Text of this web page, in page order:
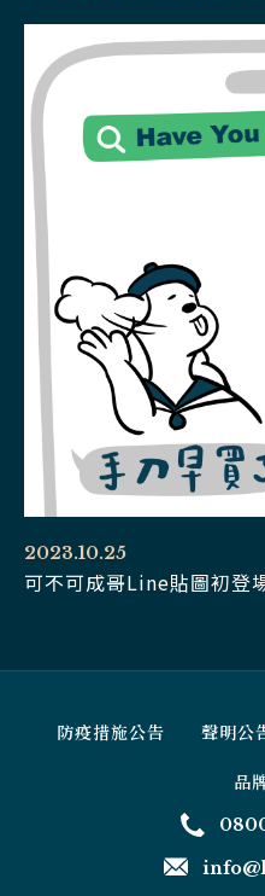
2023.10.25
可不可成哥Line貼圖初登
防疫措施公告 聲明公
品